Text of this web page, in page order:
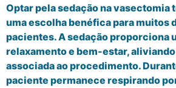
Optar pela sedação na vasectomia
uma escolha benéfica para muitos
pacientes. A sedação proporciona
relaxamento e bem-estar, aliviando
associada ao procedimento.
paciente permanece respirando